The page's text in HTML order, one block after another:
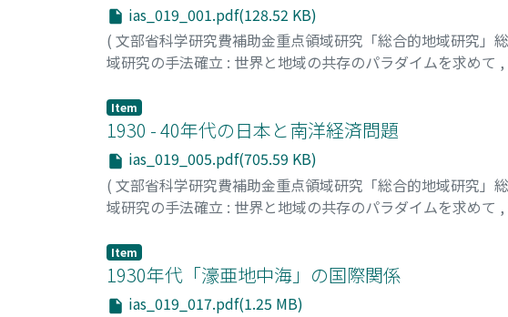
ias_019_001.pdf(128.52 KB)
( 文部省科学研究費補助金重点領域研究「総合的地域研究」
域研究の手法確立 : 世界と地域の共存のパラダイムを求めて ,
Item
1930 - 40年代の日本と南洋経済問題
ias_019_005.pdf(705.59 KB)
( 文部省科学研究費補助金重点領域研究「総合的地域研究」
域研究の手法確立 : 世界と地域の共存のパラダイムを求めて ,
Item
1930年代「濠亜地中海」の国際関係
ias_019_017.pdf(1.25 MB)